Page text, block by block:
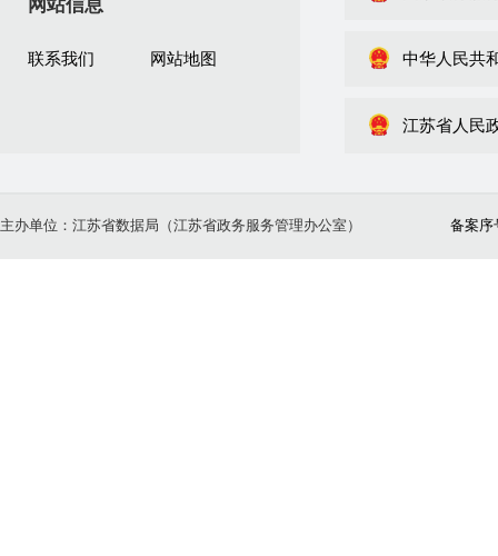
网站信息
联系我们 网站地图 中华人民共
江苏省人民
主办单位：江苏省数据局（江苏省政务服务管理办公室） 备案序